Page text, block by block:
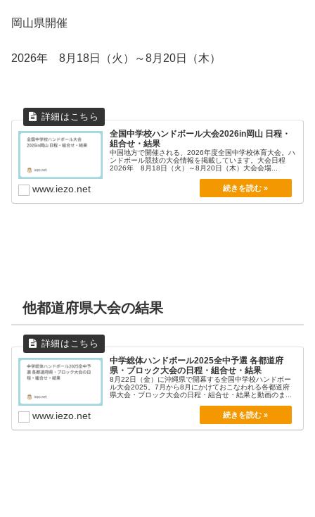
岡山県開催
2026年 8月18日（火）～8月20日（木）
全国中学校ハンドボール大会2026in岡山 日程・
組合せ・結果
中国地方で開催される、2026年度全国中学校体育大会。ハ
ンドボール競技の大会情報を掲載しています。大会日程
2026年 8月18日（火）～8月20日（木）大会会場...
www.iezo.net
他都道府県大会の結果
中学総体ハンドボール2025全中予選 各都道府
県・ブロック大会の日程・組合せ・結果
8月22日（金）に沖縄県で開幕する全国中学校ハンドボー
ル大会2025。7月から8月にかけておこなわれる各都道府
県大会・ブロック大会の日程・組合せ・結果と動画のま...
www.iezo.net